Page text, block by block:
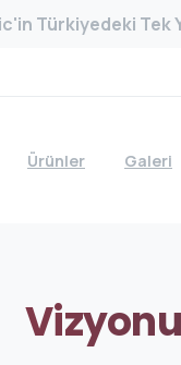
Türkiyedeki Tek
Ürünler Galeri